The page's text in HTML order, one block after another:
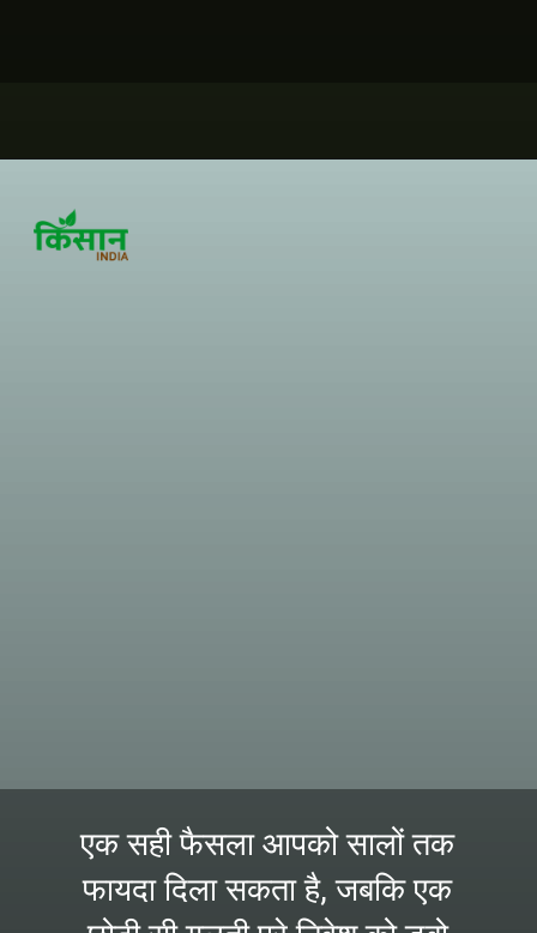
एक सही फैसला आपको सालों तक
फायदा दिला सकता है, जबकि एक